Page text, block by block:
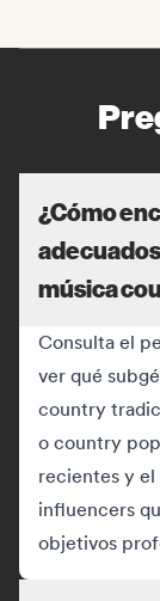
¿Cómo
música
Consulta el
ver qué
country
o country
recientes y el
influencers
objetivos